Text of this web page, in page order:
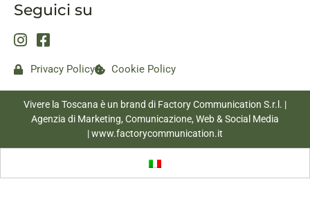
Seguici su
Privacy Policy Cookie Policy
Vivere la Toscana è un brand di Factory Communication S.r.l. |
Agenzia di Marketing, Comunicazione, Web & Social Media
|www.factorycommunication.it